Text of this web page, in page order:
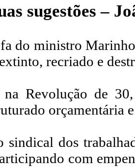
sugestões –
do ministro
recriado e
Revolução de
orçamentária
sindical dos
com